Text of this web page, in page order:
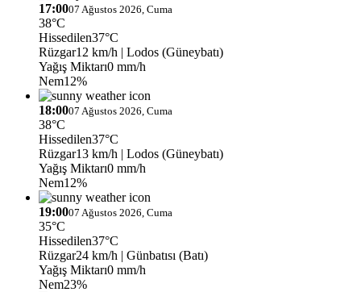
17:0007 Ağustos 2026, Cuma
38°C
Hissedilen37°C
Rüzgar12 km/h | Lodos (Güneybatı)
Yağış Miktarı0 mm/h
Nem12%
18:0007 Ağustos 2026, Cuma
38°C
Hissedilen37°C
Rüzgar13 km/h | Lodos (Güneybatı)
Yağış Miktarı0 mm/h
Nem12%
19:0007 Ağustos 2026, Cuma
35°C
Hissedilen37°C
Rüzgar24 km/h | Günbatısı (Batı)
Yağış Miktarı0 mm/h
Nem23%